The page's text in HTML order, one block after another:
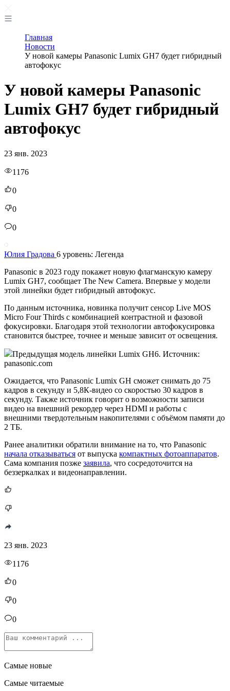
Главная
Новости
У новой камеры Panasonic Lumix GH7 будет гибридный
автофокус
У новой камеры Panasonic
Lumix GH7 будет гибридный
автофокус
23 янв. 2023
1176
0
0
0
Юлия Градова 6 уровень: Легенда
Panasonic в 2023 году покажет новую флагманскую камеру
Lumix GH7, сообщает The New Camera. Впервые у модели
этой линейки будет гибридный автофокус.
По данным источника, новинка получит сенсор Live MOS
Micro Four Thirds с комбинацией контрастной и фазовой
фокусировки. Благодаря этой технологии автофокусировка
становится быстрее, точнее и меньше зависит от освещения.
Предыдущая модель линейки Lumix GH6. Источник:
panasonic.com
Ожидается, что Panasonic Lumix GH сможет снимать до 75
кадров в секунду и 5,8К-видео со скоростью 30 кадров в
секунду. Также источник говорит о возможности записи
видео на внешний рекордер через HDMI и работы с
внешними твердотельным накопителями с объёмом памяти до
2 ТБ.
Ранее аналитики обратили внимание на то, что Panasonic
начала отказываться от выпуска компактных фотоаппаратов.
Сама компания позже заявила, что сосредоточится на
беззеркалках и видеонаправлении.
23 янв. 2023
1176
0
0
0
Самые новые
Самые читаемые